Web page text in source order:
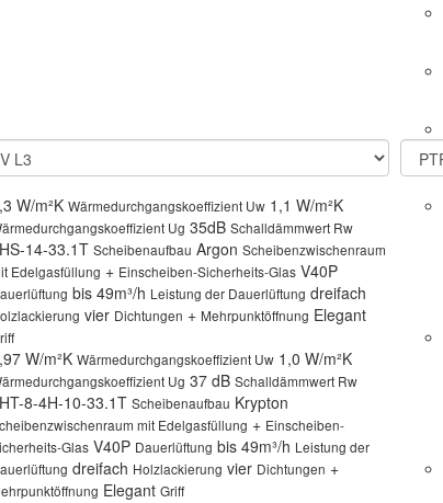
W/m²K Wärmedurchgangskoeffizient Uw 1,1 W/m²K
Ug 35dB Schalldämmwert Rw
14-33.1T Scheibenaufbau Argon Scheibenzwischenraum
Edelgasfüllung + Einscheiben-Sicherheits-Glas V40P
bis 49m³/h Leistung der Dauerlüftung dreifach
vier Dichtungen + Mehrpunktöffnung Elegant
W/m²K Wärmedurchgangskoeffizient Uw 1,0 W/m²K
Ug 37 dB Schalldämmwert Rw
8-4H-10-33.1T Scheibenaufbau Krypton
mit Edelgasfüllung + Einscheiben-
Glas V40P Dauerlüftung bis 49m³/h Leistung der
dreifach Holzlackierung vier Dichtungen +
Elegant Griff